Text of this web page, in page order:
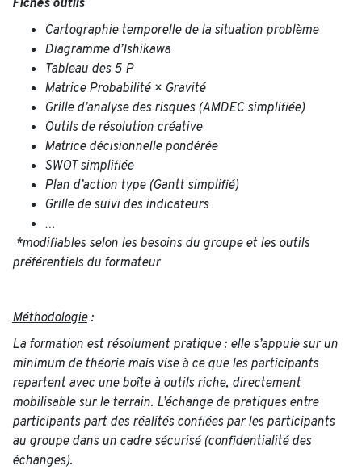
Fiches outils
Cartographie temporelle de la situation problème
Diagramme d’Ishikawa
Tableau des 5 P
Matrice Probabilité × Gravité
Grille d’analyse des risques (AMDEC simplifiée)
Outils de résolution créative
Matrice décisionnelle pondérée
SWOT simplifiée
Plan d’action type (Gantt simplifié)
Grille de suivi des indicateurs
…
*modifiables selon les besoins du groupe et les outils
préférentiels du formateur
Méthodologie:
La formation est résolument pratique : elle s’appuie sur un
minimum de théorie mais vise à ce que les participants
repartent avec une boîte à outils riche, directement
mobilisable sur le terrain. L’échange de pratiques entre
participants part des réalités confiées par les participants
au groupe dans un cadre sécurisé (confidentialité des
échanges).